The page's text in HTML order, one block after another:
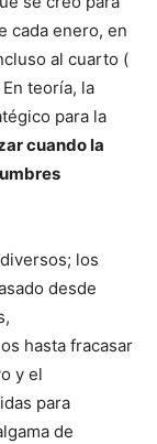
cada enero, en
al cuarto (
teoría, la
para la
cuando la
los
desde
hasta fracasar
y el
para
de